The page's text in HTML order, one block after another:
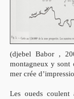
(djebel Babor ,
montagneux y sont
mer crée
Les oueds